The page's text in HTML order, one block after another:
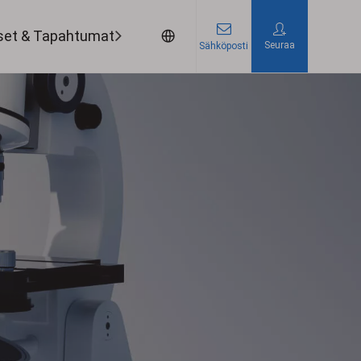
& Tapahtumat Ota yhteyttä
Sähköposti Seuraa